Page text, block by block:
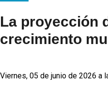
La proyección
crecimiento
Viernes, 05 de junio de 2026 a